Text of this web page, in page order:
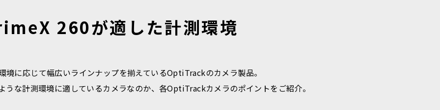
260が適した計測環境
境に応じて幅広いラインナップを揃えているOptiTrackのカメラ製品。
うな計測環境に適しているカメラなのか、各OptiTrackカメラのポイントをご紹介。